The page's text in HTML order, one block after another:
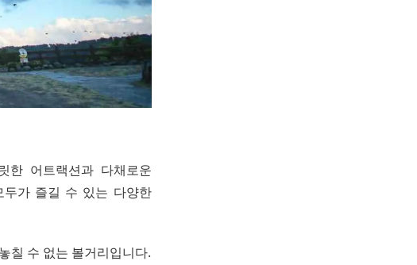
어트랙션과 다채로운
가 즐길 수 있는 다양한
칠 수 없는 볼거리입니다.